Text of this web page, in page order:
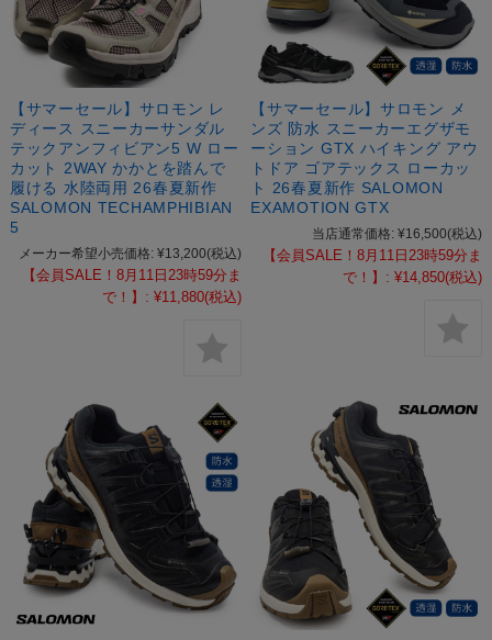
【サマーセール】サロモン レ
ディース スニーカーサンダル
テックアンフィビアン5 W ロー
カット 2WAY かかとを踏んで
履ける 水陸両用 26春夏新作
SALOMON TECHAMPHIBIAN
5
メーカー希望小売価格: ¥13,200(税込)
【会員SALE！8月11日23時59分ま
で！】: ¥11,880(税込)
【サマーセール】サロモン メ
ンズ 防水 スニーカーエグザモ
ーション GTX ハイキング アウ
トドア ゴアテックス ローカッ
ト 26春夏新作 SALOMON
EXAMOTION GTX
当店通常価格: ¥16,500(税込)
【会員SALE！8月11日23時59分ま
で！】: ¥14,850(税込)